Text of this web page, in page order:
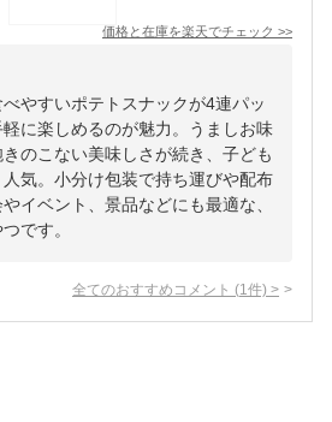
価格と在庫を楽天でチェック >>
やすいポテトスナックが4連パッ
に楽しめるのが魅力。うましお味
のこない美味しさが続き、子ども
気。小分け包装で持ち運びや配布
イベント、景品などにも最適な、
です。
全てのおすすめコメント (1 件) >